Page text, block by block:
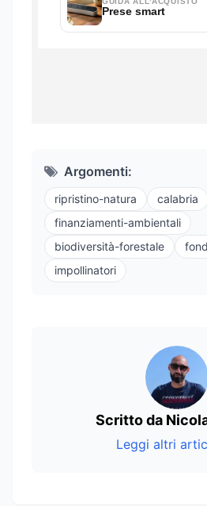
Argomenti:
ripristino-natura
calabria
finanziamenti-ambientali
biodiversità-forestale
impollinatori
Scritto da
Leggi altri